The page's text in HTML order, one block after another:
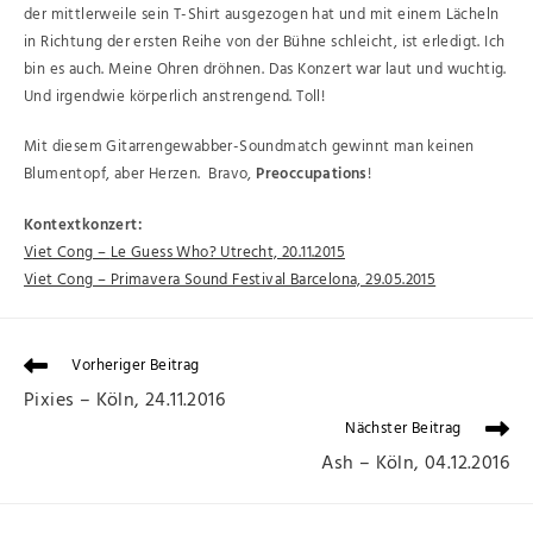
der mittlerweile sein T-Shirt ausgezogen hat und mit einem Lächeln
in Richtung der ersten Reihe von der Bühne schleicht, ist erledigt. Ich
bin es auch. Meine Ohren dröhnen. Das Konzert war laut und wuchtig.
Und irgendwie körperlich anstrengend. Toll!
Mit diesem Gitarrengewabber-Soundmatch gewinnt man keinen
Blumentopf, aber Herzen. Bravo, Preoccupations!
Kontextkonzert:
Viet Cong –Le Guess Who? Utrecht, 20.11.2015
Viet Cong – Primavera Sound Festival Barcelona, 29.05.2015
Vorheriger Beitrag
Pixies – Köln, 24.11.2016
Nächster Beitrag
Ash – Köln, 04.12.2016